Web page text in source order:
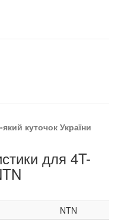
куточок України
для 4T-
NTN